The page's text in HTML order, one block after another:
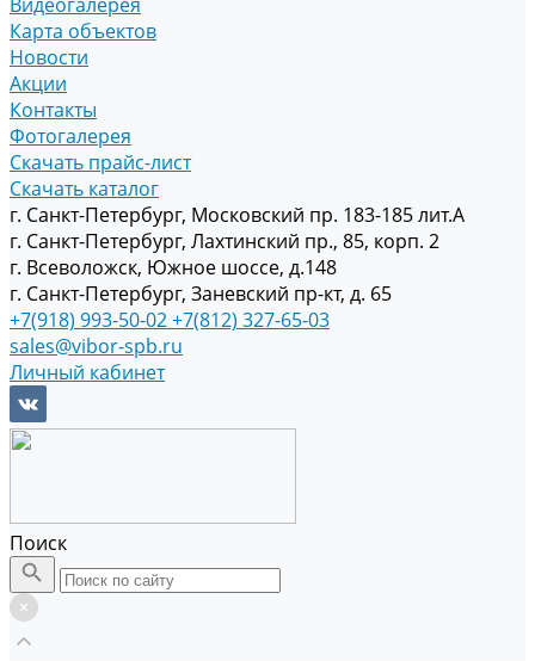
Карта объектов
Новости
Акции
Контакты
Фотогалерея
Скачать прайс-лист
Скачать каталог
г. Санкт-Петербург, Московский пр. 183-185 лит.А
г. Санкт-Петербург, Лахтинский пр., 85, корп. 2
г. Всеволожск, Южное шоссе, д.148
г. Санкт-Петербург, Заневский пр-кт, д. 65
+7(918) 993-50-02+7(812) 327-65-03
sales@vibor-spb.ru
Личный кабинет
Поиск